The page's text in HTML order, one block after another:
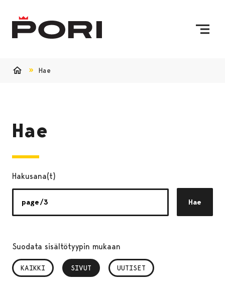
Hae
Hae
Hakusana(t)
Hae
Suodata sisältötyypin mukaan
KAIKKI SIVUT
, VALITTU UUTISET